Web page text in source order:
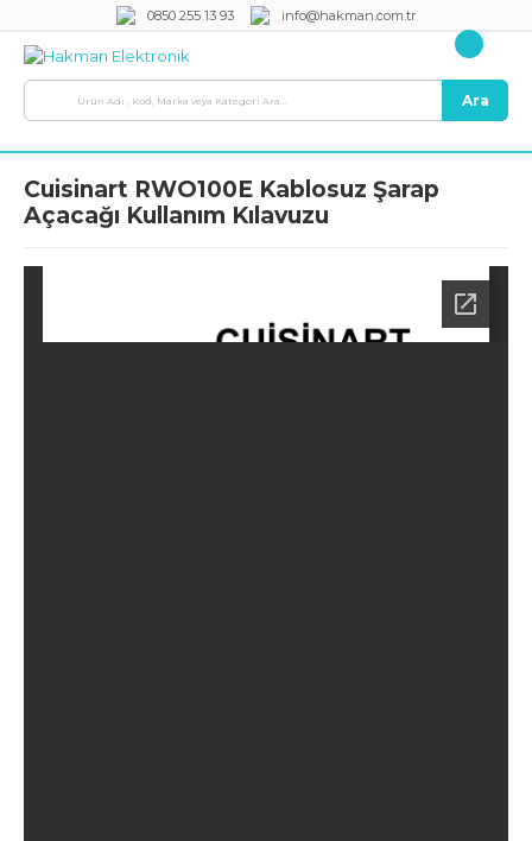
0850 255 13 93 info@hakman.com.tr
Ara
Cuisinart RWO100E Kablosuz Şarap
Açacağı Kullanım Kılavuzu